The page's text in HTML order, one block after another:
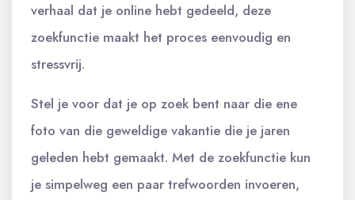
verhaal dat je online hebt gedeeld, deze
zoekfunctie maakt het proces eenvoudig en
stressvrij.
Stel je voor dat je op zoek bent naar die ene
foto van die geweldige vakantie die je jaren
geleden hebt gemaakt. Met de zoekfunctie kun
je simpelweg een paar trefwoorden invoeren,